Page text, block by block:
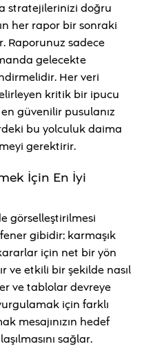
stratejilerinizi doğru
her rapor bir sonraki
Raporunuz sadece
gelecekte
Her veri
kritik bir ipucu
güvenilir pusulanız
bu yolculuk daima
gerektirir.
İçin En İyi
görselleştirilmesi
gibidir; karmaşık
için net bir yön
ve etkili bir şekilde nasıl
ve tablolar devreye
için farklı
mesajınızın hedef
sağlar.